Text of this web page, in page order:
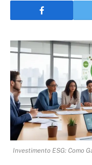
Investimento ESG: Como